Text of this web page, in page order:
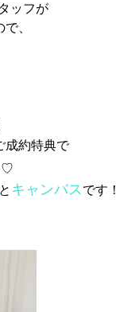
ッフが
、
成約特典で
♡
と キャンバス です！